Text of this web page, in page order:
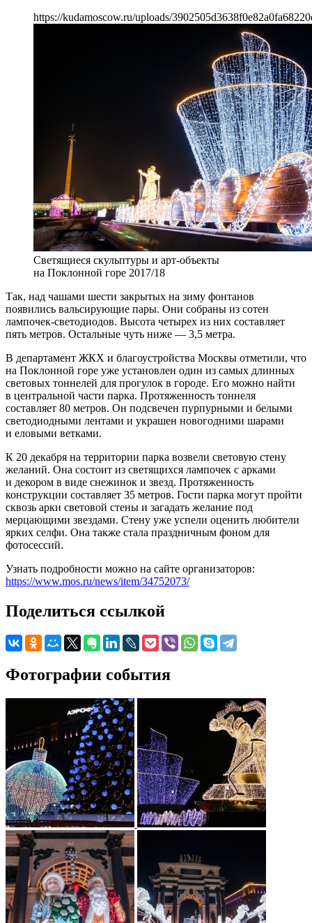
https://kudamoscow.ru/uploads/
Светящиеся скульптуры и арт-объекты
на Поклонной горе 2017/18
Так, над чашами шести закрытых на зиму фонтанов
появились вальсирующие пары. Они собраны из сотен
лампочек-светодиодов. Высота четырех из них составляет
пять метров. Остальные чуть ниже — 3,5 метра.
В департамент ЖКХ и благоустройства Москвы отметили, что
на Поклонной горе уже установлен один из самых длинных
световых тоннелей для прогулок в городе. Его можно найти
в центральной части парка. Протяженность тоннеля
составляет 80 метров. Он подсвечен пурпурными и белыми
светодиодными лентами и украшен новогодними шарами
и еловыми ветками.
К 20 декабря на территории парка возвели световую стену
желаний. Она состоит из светящихся лампочек с арками
и декором в виде снежинок и звезд. Протяженность
конструкции составляет 35 метров. Гости парка могут пройти
сквозь арки световой стены и загадать желание под
мерцающими звездами. Стену уже успели оценить любители
ярких селфи. Она также стала праздничным фоном для
фотосессий.
Узнать подробности можно на сайте организаторов:
https://www.mos.ru/news/item/34752073/
Поделиться ссылкой
Фотографии события